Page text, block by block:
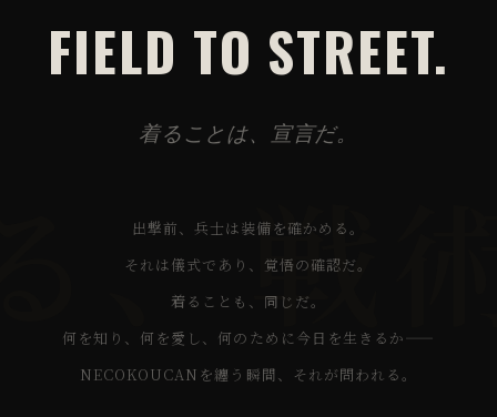
FIELD TO STREET.
着ることは、宣言だ。
出撃前、兵士は装備を確かめる。
それは儀式であり、覚悟の確認だ。
着ることも、同じだ。
何を知り、何を愛し、何のために今日を生きるか——
NECOKOUCANを纏う瞬間、それが問われる。